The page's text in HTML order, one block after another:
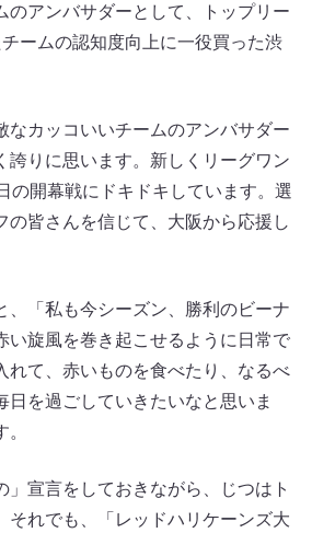
のアンバサダーとして、トップリー
ームの認知度向上に一役買った渋
なカッコいいチームのアンバサダー
誇りに思います。新しくリーグワン
の開幕戦にドキドキしています。選
の皆さんを信じて、大阪から応援し
、「私も今シーズン、勝利のビーナ
い旋風を巻き起こせるように日常で
れて、赤いものを食べたり、なるべ
日を過ごしていきたいなと思いま
」宣言をしておきながら、じつはト
それでも、「レッドハリケーンズ大